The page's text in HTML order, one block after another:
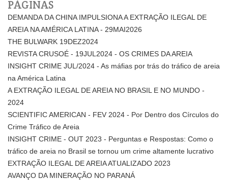
PÁGINAS
DEMANDA DA CHINA IMPULSIONA A EXTRAÇÃO ILEGAL DE
AREIA NA AMÉRICA LATINA - 29MAI2026
THE BULWARK 19DEZ2024
REVISTA CRUSOÉ - 19JUL2024 - OS CRIMES DA AREIA
INSIGHT CRIME JUL/2024 - As máfias por trás do tráfico de areia
na América Latina
A EXTRAÇÃO ILEGAL DE AREIA NO BRASIL E NO MUNDO -
2024
SCIENTIFIC AMERICAN - FEV 2024 - Por Dentro dos Círculos do
Crime Tráfico de Areia
INSIGHT CRIME - OUT 2023 - Perguntas e Respostas: Como o
tráfico de areia no Brasil se tornou um crime altamente lucrativo
EXTRAÇÃO ILEGAL DE AREIA ATUALIZADO 2023
AVANÇO DA MINERAÇÃO NO PARANÁ